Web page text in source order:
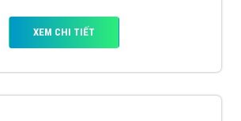
XEM CHI TIẾT